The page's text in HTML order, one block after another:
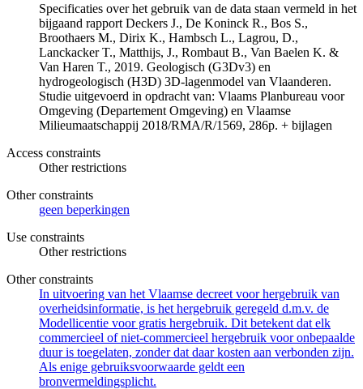
Specificaties over het gebruik van de data staan vermeld in het
bijgaand rapport Deckers J., De Koninck R., Bos S.,
Broothaers M., Dirix K., Hambsch L., Lagrou, D.,
Lanckacker T., Matthijs, J., Rombaut B., Van Baelen K. &
Van Haren T., 2019. Geologisch (G3Dv3) en
hydrogeologisch (H3D) 3D-lagenmodel van Vlaanderen.
Studie uitgevoerd in opdracht van: Vlaams Planbureau voor
Omgeving (Departement Omgeving) en Vlaamse
Milieumaatschappij 2018/RMA/R/1569, 286p. + bijlagen
Access constraints
Other restrictions
Other constraints
geen beperkingen
Use constraints
Other restrictions
Other constraints
In uitvoering van het Vlaamse decreet voor hergebruik van
overheidsinformatie, is het hergebruik geregeld d.m.v. de
Modellicentie voor gratis hergebruik. Dit betekent dat elk
commercieel of niet-commercieel hergebruik voor onbepaalde
duur is toegelaten, zonder dat daar kosten aan verbonden zijn.
Als enige gebruiksvoorwaarde geldt een
bronvermeldingsplicht.